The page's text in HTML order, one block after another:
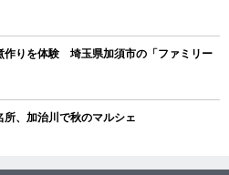
作りを体験 埼玉県加須市の「ファミリー
、加治川で秋のマルシェ